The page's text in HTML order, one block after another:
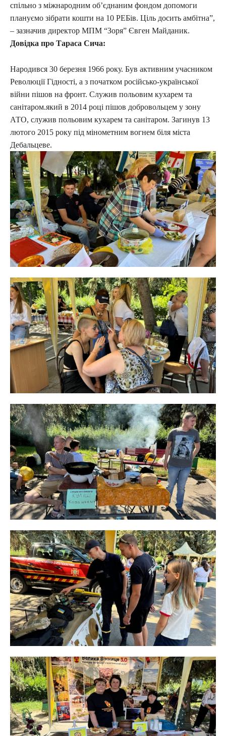
спільно з міжнародним об’єднаним фондом допомоги
плануємо зібрати кошти на 10 РЕБів. Ціль досить амбітна”,
– зазначив директор МПМ “Зоря” Євген Майданик.
Довідка про Тараса Сича:
Народився 30 березня 1966 року. Був активним учасником
Революції Гідності, а з початком російсько-української
війни пішов на фронт. Служив польовим кухарем та
санітаром.який в 2014 році пішов добровольцем у зону
АТО, служив польовим кухарем та санітаром. Загинув 13
лютого 2015 року під мінометним вогнем біля міста
Дебальцеве.